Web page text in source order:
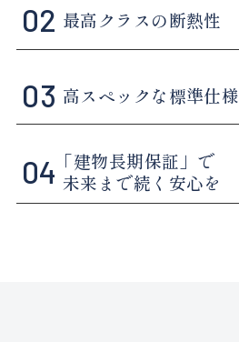
02 最高クラスの断熱性
03 高スペックな標準仕様
04 「建物長期保証」 で
未来まで続く安心を